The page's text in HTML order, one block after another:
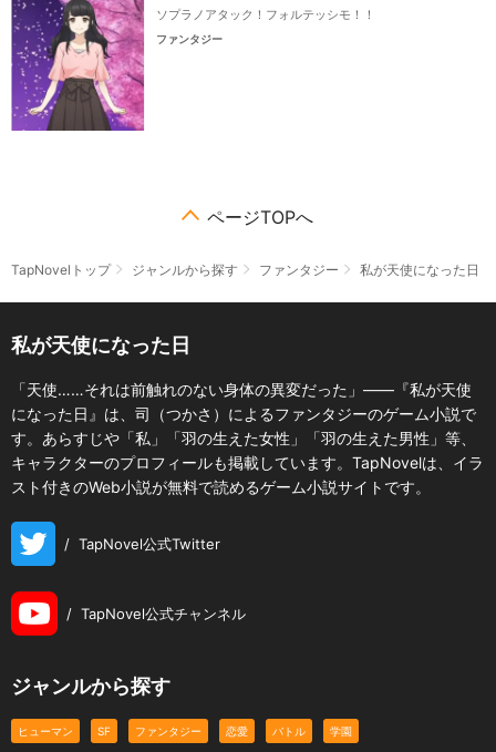
ソプラノアタック！フォルテッシモ！！
ファンタジー
ページTOPへ
TapNovelトップ ジャンルから探す ファンタジー 私が天使になった日
私が天使になった日
「天使……それは前触れのない身体の異変だった」――『私が天使
になった日』は、司（つかさ）によるファンタジーのゲーム小説で
す。あらすじや「私」「羽の生えた女性」「羽の生えた男性」等、
キャラクターのプロフィールも掲載しています。TapNovelは、イラ
スト付きのWeb小説が無料で読めるゲーム小説サイトです。
/ TapNovel公式Twitter
/ TapNovel公式チャンネル
ジャンルから探す
ヒューマン SF ファンタジー 恋愛 バトル 学園